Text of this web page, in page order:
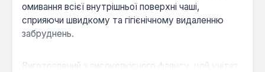
омивання всієї внутрішньої поверхні чаші,
сприяючи швидкому та гігієнічному видаленню
забруднень.
Виготовлений з високоякісного фаянсу, цей унітаз